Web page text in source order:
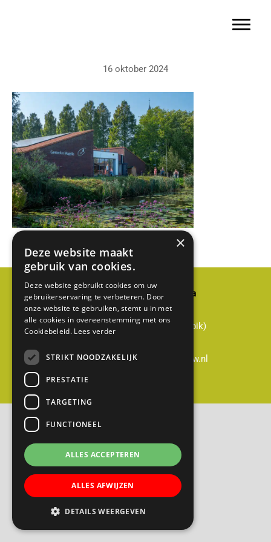
Toggle
16 oktober 2024
Basisschool Gerardus Majella
Cabauwsekade 51a
3411 ED Cabauw (gemeente Lopik)
directie@gerardusmajella-cabauw.nl
B
a
s
s
s
c
×
Deze website maakt
gebruik van cookies.
Deze website gebruikt cookies om uw
gebruikerservaring te verbeteren. Door
onze website te gebruiken, stemt u in met
alle cookies in overeenstemming met ons
Cookiebeleid. Lees verder
STRIKT NOODZAKELIJK
PRESTATIE
TARGETING
FUNCTIONEEL
ALLES ACCEPTEREN
ALLES AFWIJZEN
DETAILS WEERGEVEN